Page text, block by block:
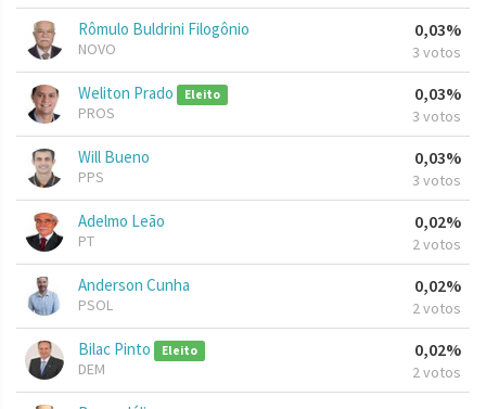
Rômulo Buldrini Filogônio
NOVO
0,03%
3 votos
Weliton Prado Eleito
PROS
0,03%
3 votos
Will Bueno
PPS
0,03%
3 votos
Adelmo Leão
PT
0,02%
2 votos
Anderson Cunha
PSOL
0,02%
2 votos
Bilac Pinto Eleito
DEM
0,02%
2 votos